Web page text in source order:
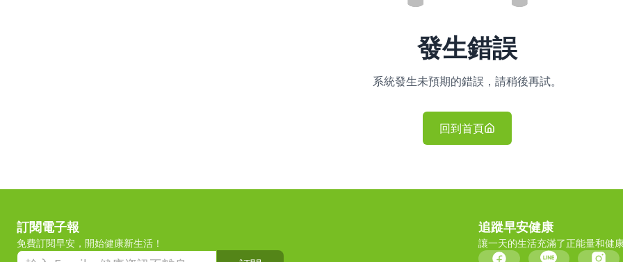
發生錯誤
系統發生未預期的錯誤，請稍後再試。
回到首頁
訂閱電子報
免費訂閱早安，開始健康新生活！
追蹤早安健康
讓一天的生活充滿了正能量和健